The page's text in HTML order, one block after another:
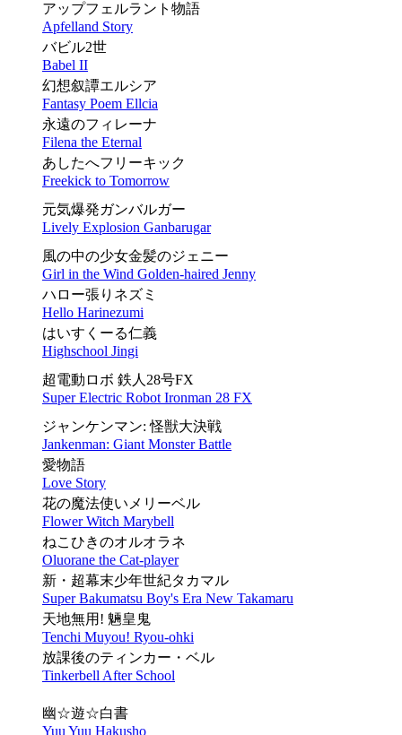
アップフェルラント物語
Apfelland Story
バビル2世
Babel II
幻想叙譚エルシア
Fantasy Poem Ellcia
永遠のフィレーナ
Filena the Eternal
あしたへフリーキック
Freekick to Tomorrow
元気爆発ガンバルガー
Lively Explosion Ganbarugar
風の中の少女金髪のジェニー
Girl in the Wind Golden-haired Jenny
ハロー張りネズミ
Hello Harinezumi
はいすくーる仁義
Highschool Jingi
超電動ロボ 鉄人28号FX
Super Electric Robot Ironman 28 FX
ジャンケンマン: 怪獣大決戦
Jankenman: Giant Monster Battle
愛物語
Love Story
花の魔法使いメリーベル
Flower Witch Marybell
ねこひきのオルオラネ
Oluorane the Cat-player
新・超幕末少年世紀タカマル
Super Bakumatsu Boy's Era New Takamaru
天地無用! 魎皇鬼
Tenchi Muyou! Ryou-ohki
放課後のティンカー・ベル
Tinkerbell After School
幽☆遊☆白書
Yuu Yuu Hakusho